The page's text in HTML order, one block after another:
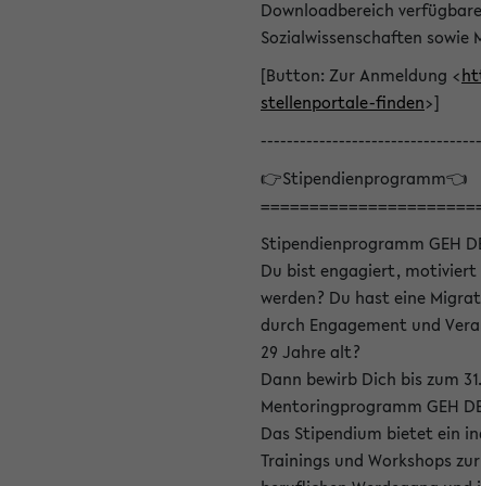
Downloadbereich
Sozialwissenschaften sowie
[Button: Zur Anmeldung <
stellenportale-finden>]
👉Stipendienprogramm👈
Stipendienprogramm GEH
Du bist engagiert, motiviert
werden? Du hast eine
durch Engagement und
29 Jahre alt?
Dann bewirb Dich bis zum
Mentoringprogramm GEH
Das Stipendium bietet ein
Trainings und Workshops